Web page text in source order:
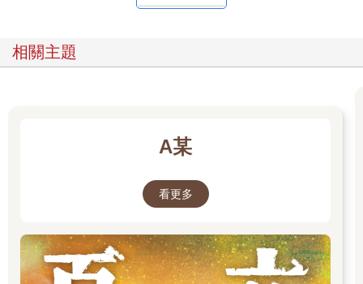
最後，他又說了一次：「你在這世上有特殊的目的，但你還沒把
自己的能力施展到極致。你一直在吸收很多不屬於你的能量。告
滿，幾年前我是如何差點死於癌症，瀕死經驗又是如何拯救了我
驗。已故的偉大醫生偉恩.戴爾發現了我的人生故事，鼓勵我寫下
第一本書《死過一次才學會愛》(Dying to Be Me)，這本書讓我在
我注定要和全世界分享我學到的東西。包裹在愛自己的訊息裡，
我覺得非把勇於求真、說出真心 話、抬頭挺胸做自己的重要性傳
遞給世人不可。畢竟，我們都是神性的化身。
相關主題
A某
看更多